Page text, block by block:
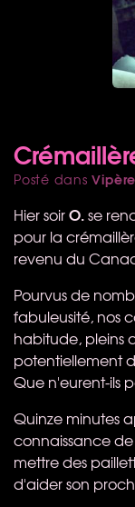
Posté dans
Hier soirO.se
pour la
revenu du
Pourvus de
fabuleusité, nos
habitude, pleins
potentiellement
Que n'eurent-ils
Quinze minutes
connaissance de
mettre des
d'aider son